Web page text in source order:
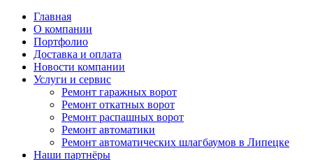
Главная
О компании
Портфолио
Доставка и оплата
Новости компании
Услуги и сервис
Ремонт гаражных ворот
Ремонт откатных ворот
Ремонт распашных ворот
Ремонт автоматики
Ремонт автоматических шлагбаумов в Липецке
Наши партнёры